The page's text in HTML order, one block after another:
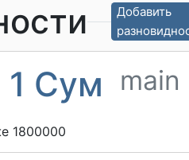
Добавить
1 Сум main
1800000